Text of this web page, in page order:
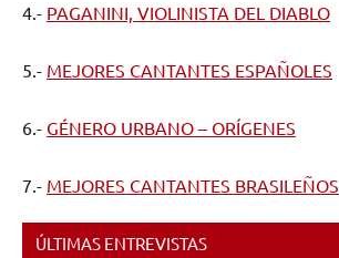
4.- PAGANINI, VIOLINISTA DEL DIABLO
5.- MEJORES CANTANTES ESPAÑOLES
6.- GÉNERO URBANO – ORÍGENES
7.- MEJORES CANTANTES BRASILEÑOS
ÚLTIMAS ENTREVISTAS